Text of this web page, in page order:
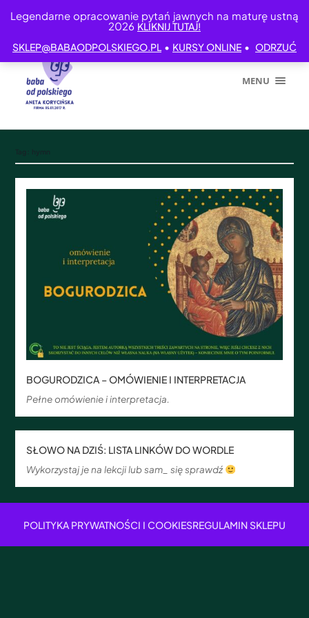
Legendarne opracowanie pytań jawnych na maturę ustną
2026 KLIKNIJ TUTAJ!
SKLEP@BABAODPOLSKIEGO.PL • KURSY ONLINE • ODRZUĆ
MENU
BOGURODZICA – OMÓWIENIE I INTERPRETACJA
Pełne omówienie i interpretacja.
SŁOWO NA DZIŚ: LISTA LINKÓW DO WORDLE
Wykorzystaj je na lekcji lub sam_ się sprawdź
POLITYKA PRYWATNOŚCI I COOKIESREGULAMIN SKLEPU